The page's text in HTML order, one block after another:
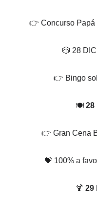
👉 Concurso Papá
🎲 28
👉 Bingo
🍽️ 28
👉 Gran Cena
💝 100% a
🍹 29